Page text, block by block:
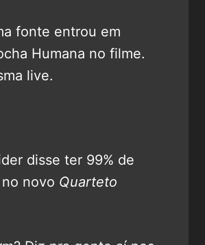
fonte entrou em
Humana no filme.
live.
disse ter 99% de
novo Quarteto